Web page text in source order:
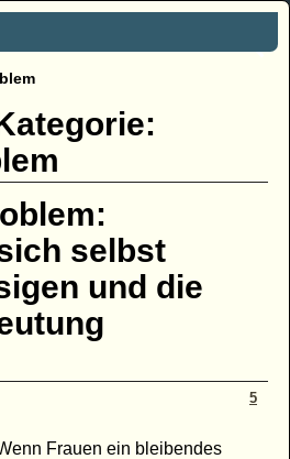
selbst
und die
5
Frauen ein bleibendes